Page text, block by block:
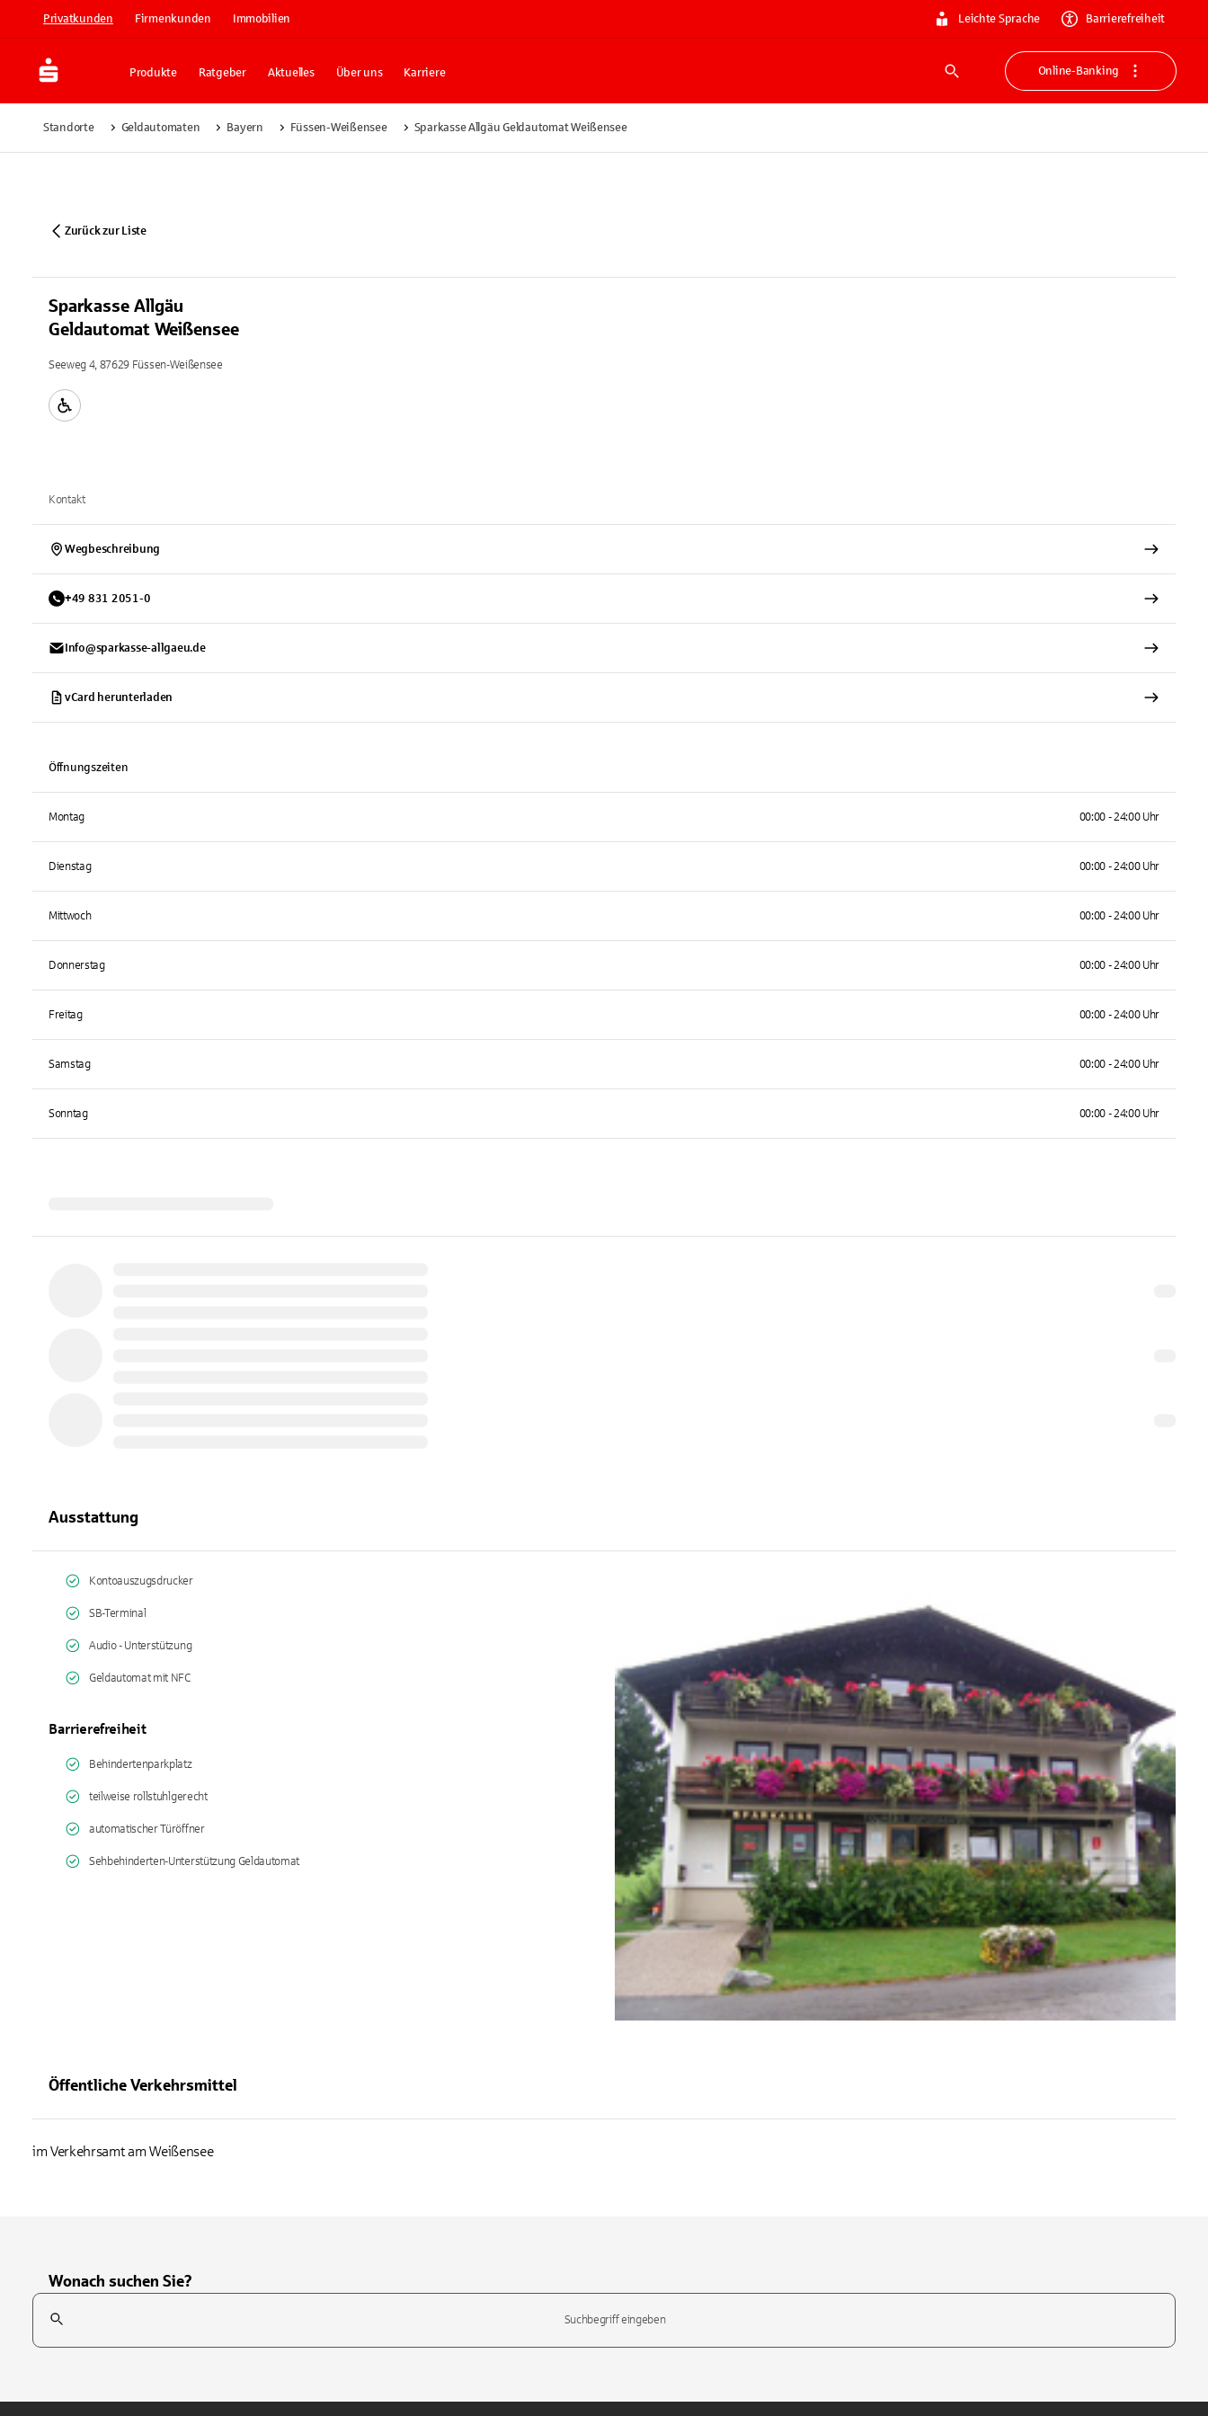
Privatkunden Firmenkunden Immobilien Leichte Sprache Barrierefreiheit
Produkte Ratgeber Aktuelles Über uns Karriere
Suche
Online-Banking
Standorte Geldautomaten Bayern Füssen-Weißensee Sparkasse Allgäu Geldautomat Weißensee
Zurück zur Liste
Sparkasse Allgäu
Geldautomat Weißensee
Seeweg 4, 87629 Füssen-Weißensee
Kontakt
Wegbeschreibung
+49 831 2051-0
Info@sparkasse-allgaeu.de
vCard herunterladen
Öffnungszeiten
Montag 00:00 - 24:00 Uhr
Dienstag 00:00 - 24:00 Uhr
Mittwoch 00:00 - 24:00 Uhr
Donnerstag 00:00 - 24:00 Uhr
Freitag 00:00 - 24:00 Uhr
Samstag 00:00 - 24:00 Uhr
Sonntag 00:00 - 24:00 Uhr
Ausstattung
Kontoauszugsdrucker
SB-Terminal
Audio - Unterstützung
Geldautomat mit NFC
Barrierefreiheit
Behindertenparkplatz
teilweise rollstuhlgerecht
automatischer Türöffner
Sehbehinderten-Unterstützung Geldautomat
Öffentliche Verkehrsmittel
im Verkehrsamt am Weißensee
Wonach suchen Sie?
Suchfeld